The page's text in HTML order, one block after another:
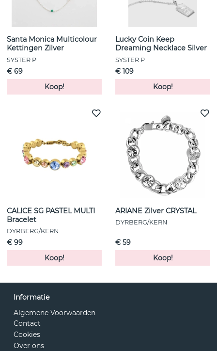
Santa Monica Multicolour
Kettingen Zilver
SYSTER P
€ 69
Koop!
Lucky Coin Keep
Dreaming Necklace Silver
SYSTER P
€ 109
Koop!
CALICE SG PASTEL MULTI
Bracelet
DYRBERG/KERN
€ 99
Koop!
ARIANE Zilver CRYSTAL
DYRBERG/KERN
€ 59
Koop!
Informatie
Algemene Voorwaarden
Contact
Cookies
Over ons